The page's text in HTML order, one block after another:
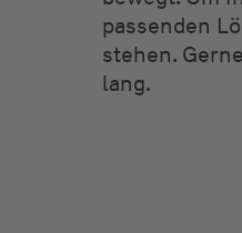
passenden
stehen.
lang.